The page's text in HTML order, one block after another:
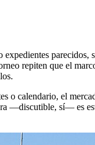
repiten que el
o calendario, el
—discutible, sí— es